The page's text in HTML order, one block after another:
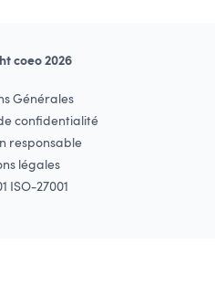
coeo 2026
Générales
confidentialité
responsable
légales
ISO-27001